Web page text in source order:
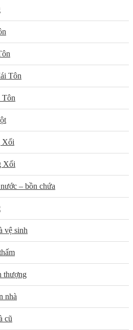
Tôn
Tôn
Xối
Xối
– bồn chứa
vệ sinh
thượng
nhà
cũ